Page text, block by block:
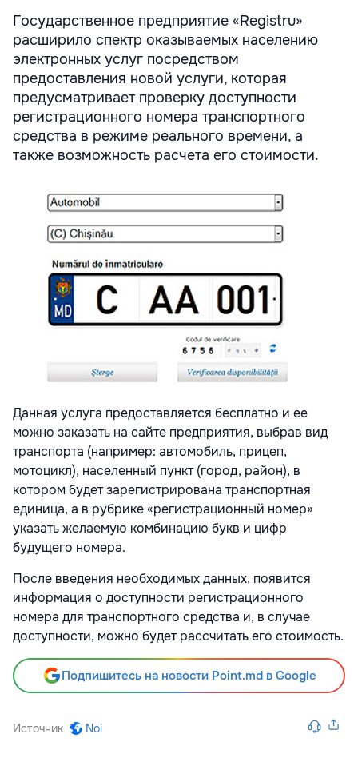
Государственное предприятие «Registru»
расширило спектр оказываемых населению
электронных услуг посредством
предоставления новой услуги, которая
предусматривает проверку доступности
регистрационного номера транспортного
средства в режиме реального времени, а
также возможность расчета его стоимости.
Данная услуга предоставляется бесплатно и ее
можно заказать на сайте предприятия, выбрав вид
транспорта (например: автомобиль, прицеп,
мотоцикл), населенный пункт (город, район), в
котором будет зарегистрирована транспортная
единица, а в рубрике «регистрационный номер»
указать желаемую комбинацию букв и цифр
будущего номера.
После введения необходимых данных, появится
информация о доступности регистрационного
номера для транспортного средства и, в случае
доступности, можно будет рассчитать его стоимость.
Подпишитесь на новости Point.md в Google
Источник Noi